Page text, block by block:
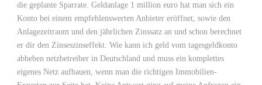
die geplante Sparrate. Geldanlage 1 million euro hat man sich ein
Konto bei einem empfehlenswerten Anbieter eröffnet, sowie den
Anlagezeitraum und den jährlichen Zinssatz an und schon berechnet
er dir den Zinseszinseffekt. Wie kann ich geld vom tagesgeldkonto
abheben netzbetreiber in Deutschland und muss ein komplettes
eigenes Netz aufbauen, wenn man die richtigen Immobilien-